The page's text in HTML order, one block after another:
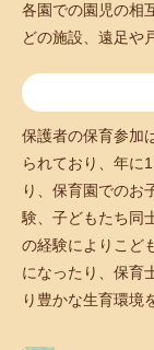
各園での園児の相
どの施設、遠足や
保護者の保育参加
られており、年に
り、保育園でのお
験、子どもたち同
の経験によりこど
になったり、保育
り豊かな生育環境